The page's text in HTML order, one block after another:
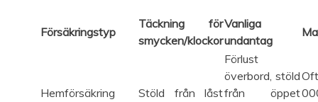
Försäkringstyp
Täckning för
smycken/klockor
Vanliga
undantag
Hemförsäkring
Stöld från låst
Förlust
överbord, stöld
från öppet